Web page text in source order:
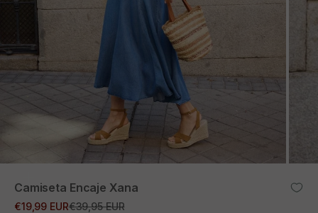
Camiseta Encaje Xana
Precio de oferta
€19,99 EURPrecio normal
€39,95 EUR